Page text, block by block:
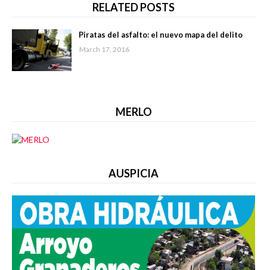
RELATED POSTS
Piratas del asfalto: el nuevo mapa del delito
March 17, 2016
MERLO
AUSPICIA